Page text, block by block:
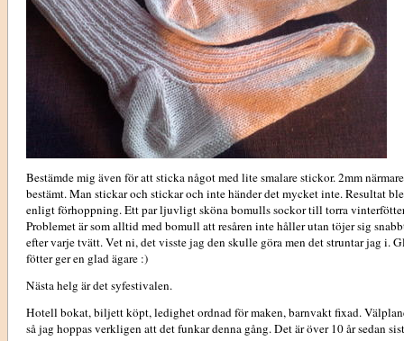
Bestämde mig även för att sticka något med lite smalare stickor. 2mm närmare
bestämt. Man stickar och stickar och inte händer det mycket inte. Resultat
enligt förhoppning. Ett par ljuvligt sköna bomulls sockor till torra
Problemet är som alltid med bomull att resåren inte håller utan töjer sig
efter varje tvätt. Vet ni, det visste jag den skulle göra men det struntar jag i.
fötter ger en glad ägare :)
Nästa helg är det syfestivalen.
Hotell bokat, biljett köpt, ledighet ordnad för maken, barnvakt fixad.
så jag hoppas verkligen att det funkar denna gång. Det är över 10 år sedan